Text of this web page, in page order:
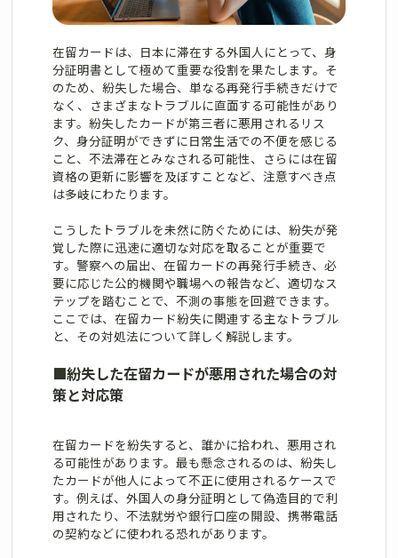
在留カードは、日本に滞在する外国人にとって、身
分証明書として極めて重要な役割を果たします。そ
のため、紛失した場合、単なる再発行手続きだけで
なく、さまざまなトラブルに直面する可能性があり
ます。紛失したカードが第三者に悪用されるリス
ク、身分証明ができずに日常生活での不便を感じる
こと、不法滞在とみなされる可能性、さらには在留
資格の更新に影響を及ぼすことなど、注意すべき点
は多岐にわたります。
こうしたトラブルを未然に防ぐためには、紛失が発
覚した際に迅速に適切な対応を取ることが重要で
す。警察への届出、在留カードの再発行手続き、必
要に応じた公的機関や職場への報告など、適切なス
テップを踏むことで、不測の事態を回避できます。
ここでは、在留カード紛失に関連する主なトラブル
と、その対処法について詳しく解説します。
■紛失した在留カードが悪用された場合の対
策と対応策
在留カードを紛失すると、誰かに拾われ、悪用され
る可能性があります。最も懸念されるのは、紛失し
たカードが他人によって不正に使用されるケースで
す。例えば、外国人の身分証明として偽造目的で利
用されたり、不法就労や銀行口座の開設、携帯電話
の契約などに使われる恐れがあります。